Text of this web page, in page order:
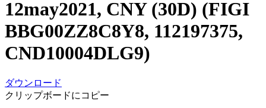
12may2021, CNY (30D) (FIGI
BBG00ZZ8C8Y8, 112197375,
CND10004DLG9)
ダウンロード
クリップボードにコピー